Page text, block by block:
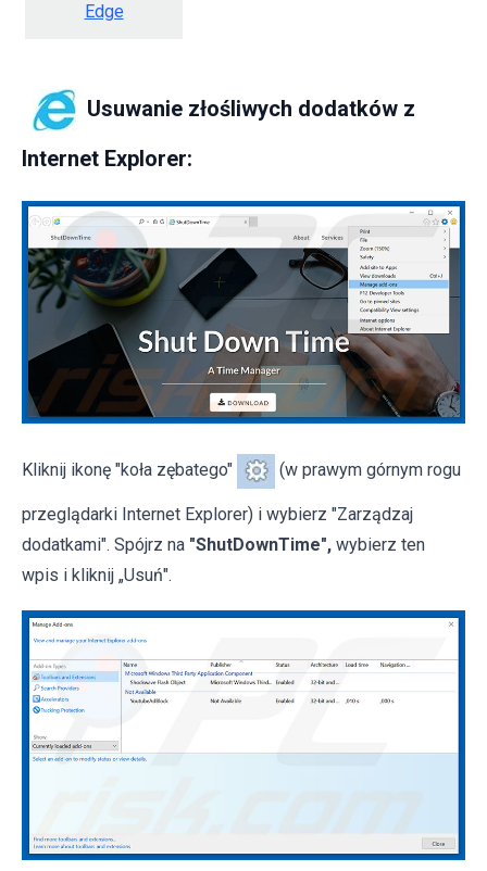
Edge
Usuwanie złośliwych dodatków z
Internet Explorer:
Kliknij ikonę "koła zębatego" (w prawym górnym rogu
przeglądarki Internet Explorer) i wybierz "Zarządzaj
dodatkami". Spójrz na "ShutDownTime", wybierz ten
wpis i kliknij „Usuń".